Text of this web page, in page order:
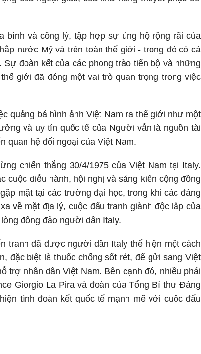
bình và công lý, tập hợp sự ủng hộ rộng rãi của
nước Mỹ và trên toàn thế giới - trong đó có cả
đoàn kết của các phong trào tiến bộ và những
giới đã đóng một vai trò quan trọng trong việc
quảng bá hình ảnh Việt Nam ra thế giới như một
và uy tín quốc tế của Người vẫn là nguồn tài
quan hệ đối ngoại của Việt Nam.
chiến thắng 30/4/1975 của Việt Nam tại Italy.
cuộc diễu hành, hội nghị và sáng kiến cộng đồng
mặt tại các trường đại học, trong khi các đảng
về mặt địa lý, cuộc đấu tranh giành độc lập của
đông đảo người dân Italy.
tranh đã được người dân Italy thể hiện một cách
đặc biệt là thuốc chống sốt rét, để gửi sang Việt
trợ nhân dân Việt Nam. Bên cạnh đó, nhiều phái
Giorgio La Pira và đoàn của Tổng Bí thư Đảng
tình đoàn kết quốc tế mạnh mẽ với cuộc đấu